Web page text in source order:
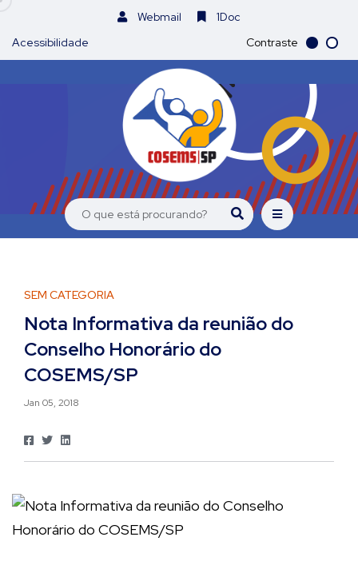
Webmail
1Doc
Acessibilidade
Contraste
SEM CATEGORIA
Nota Informativa da reunião do
Conselho Honorário do
COSEMS/SP
Jan 05, 2018